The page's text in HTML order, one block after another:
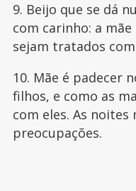
9. Beijo que se dá
com carinho: a
sejam tratados
10. Mãe é padecer
filhos, e como as
com eles. As noites
preocupações.